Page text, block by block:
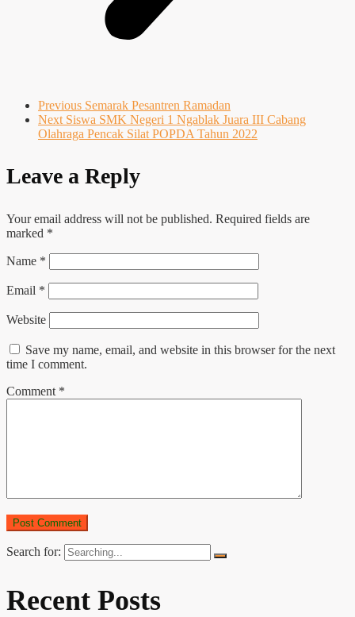
Previous Semarak Pesantren Ramadan
Next Siswa SMK Negeri 1 Ngablak Juara III Cabang
Olahraga Pencak Silat POPDA Tahun 2022
Leave a Reply
Your email address will not be published. Required fields are
marked *
Name *
Email *
Website
Save my name, email, and website in this browser for the next
time I comment.
Comment *
Search for:
Recent Posts